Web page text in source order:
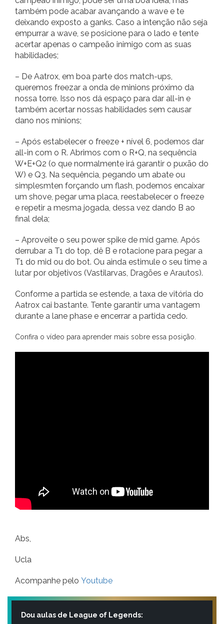
também pode acabar avançando a wave e te
deixando exposto a ganks. Caso a intenção não seja
empurrar a wave, se posicione para o lado e tente
acertar apenas o campeão inimigo com as suas
habilidades;
– De Aatrox, em boa parte dos match-ups,
queremos freezar a onda de minions próximo da
nossa torre. Isso nos dá espaço para dar all-in e
também acertar nossas habilidades sem causar
dano nos minions;
– Após estabelecer o freeze + nível 6, podemos dar
all-in com o R. Abrimos com o R+Q, na sequência
W+E+Q2 (o que normalmente irá garantir o puxão do
W) e Q3. Na sequência, pegando um abate ou
simplesmten forçando um flash, podemos encaixar
um shove, pegar uma placa, reestabelecer o freeze
e repetir a mesma jogada, dessa vez dando B ao
final dela;
– Aproveite o seu power spike de mid game. Após
derrubar a T1 do top, dê B e rotacione para pegar a
T1 do mid ou do bot. Ou ainda estimule o seu time a
lutar por objetivos (Vastilarvas, Dragões e Arautos).
Conforme a partida se estende, a taxa de vitória do
Aatrox cai bastante. Tente garantir uma vantagem
durante a lane phase e encerrar a partida cedo.
Confira o vídeo para aprender mais sobre essa posição.
Abs,
Ucla
Acompanhe pelo Youtube
Dou aulas de League of Legends: